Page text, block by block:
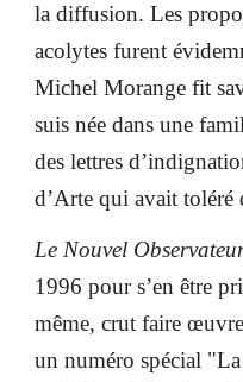
la diffusion. Les
acolytes furent
Michel Morange fit
suis née dans une
des lettres
d’Arte qui avait toléré
Le Nouvel
1996 pour s’en être
même, crut faire
un numéro spécial